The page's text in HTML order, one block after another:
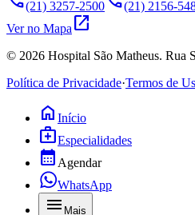
(21) 3257-2500 (21) 2156-
Ver no Mapa open_in_new
© 2026 Hospital São Matheus. Rua
Política de Privacidade·Termos de
home Início
medical_servicesEspecialidades
calendar_month Agendar
WhatsApp
menu Mais